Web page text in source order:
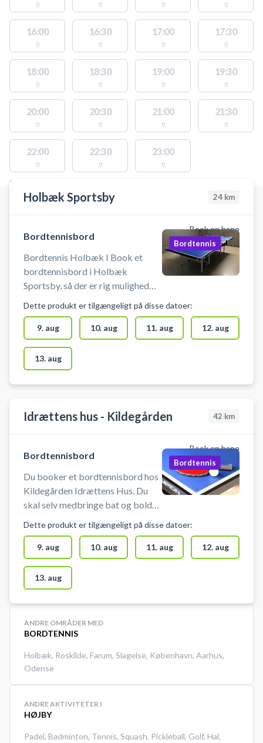
0 0 0 0
16:00
0
16:30
0
17:00
0
17:30
0
18:00
0
18:30
0
19:00
0
19:30
0
20:00
0
20:30
0
21:00
0
21:30
0
22:00
0
22:30
0
23:00
0
STEDER MED LEDIGE AKTIVITETER
Holbæk Sportsby 24 km
Book en bane
Bordtennisbord
Bordtennis Holbæk I Book et
bordtennisbord i Holbæk
Sportsby, så der er rig mulighed
lave baghåndsﬂip. Lej
bordtennisbord og spil bordtennis
i Holbæk på et af
bordtennisbordene i sportsbyen i
Holbæk. Muligt at leje bat og
købe bolde.
Bordtennis
Dette produkt er tilgængeligt på disse datoer:
9. aug 10. aug 11. aug 12. aug
13. aug
Idrættens hus - Kildegården 42 km
Book en bane
Bordtennisbord
Du booker et bordtennisbord hos
Kildegården Idrættens Hus. Du
skal selv medbringe bat og bolde.
opstillede bordtennisborde. Når
booking er gennemført modtager
du en kode, som kan bruges til at
få adgang til bordtennishallen på
1. sal. i Kildegården Idrættens Hus.
Bordtennis
Dette produkt er tilgængeligt på disse datoer:
9. aug 10. aug 11. aug 12. aug
13. aug
ANDRE OMRÅDER MED
BORDTENNIS
Holbæk, Roskilde, Farum, Slagelse, København, Aarhus,
Odense
ANDRE AKTIVITETER I
HØJBY
Padel, Badminton, Tennis, Squash, Pickleball, Golf, Hal,